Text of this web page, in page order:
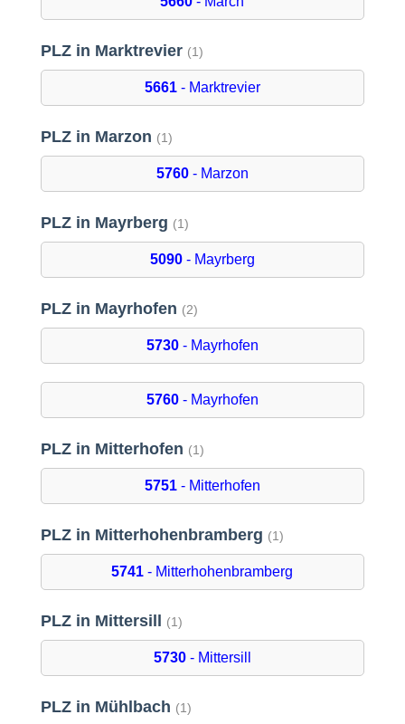
PLZ in Marktrevier (1)
5661- Marktrevier
PLZ in Marzon (1)
5760- Marzon
PLZ in Mayrberg (1)
5090- Mayrberg
PLZ in Mayrhofen (2)
5730- Mayrhofen
5760- Mayrhofen
PLZ in Mitterhofen (1)
5751- Mitterhofen
PLZ in Mitterhohenbramberg (1)
5741 - Mitterhohenbramberg
PLZ in Mittersill (1)
5730- Mittersill
PLZ in Mühlbach (1)